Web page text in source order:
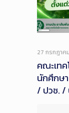
Long
27 กรกฎาค
คณะเท
นักศึกษ
/ ปวช. /